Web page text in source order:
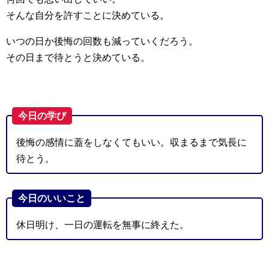
そんな自分を許すことに決めている。
いつの日か後悔の回数も減っていくだろう。
その日まで待とうと決めている。
今日の学び
後悔の感情に蓋をしなくてもいい。収まるまで気長に
待とう。
今日のいいこと
休日明け、一日の運転を無事に終えた。